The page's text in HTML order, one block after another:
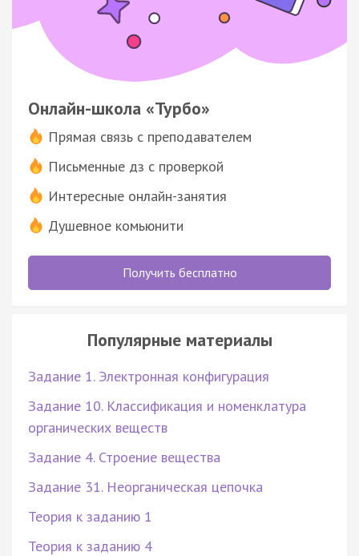
Онлайн-школа «Турбо»
Прямая связь с преподавателем
Письменные дз с проверкой
Интересные онлайн-занятия
Душевное комьюнити
Получить бесплатно
Популярные материалы
Задание 1. Электронная конфигурация
Задание 10. Классификация и номенклатура
органических веществ
Задание 4. Строение вещества
Задание 31. Неорганическая цепочка
Теория к заданию 1
Теория к заданию 4